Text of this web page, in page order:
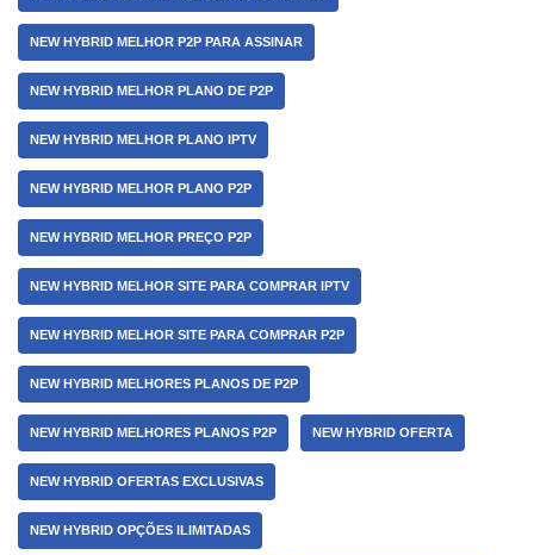
NEW HYBRID MELHOR P2P PARA ASSINAR
NEW HYBRID MELHOR PLANO DE P2P
NEW HYBRID MELHOR PLANO IPTV
NEW HYBRID MELHOR PLANO P2P
NEW HYBRID MELHOR PREÇO P2P
NEW HYBRID MELHOR SITE PARA COMPRAR IPTV
NEW HYBRID MELHOR SITE PARA COMPRAR P2P
NEW HYBRID MELHORES PLANOS DE P2P
NEW HYBRID MELHORES PLANOS P2P NEW HYBRID OFERTA
NEW HYBRID OFERTAS EXCLUSIVAS
NEW HYBRID OPÇÕES ILIMITADAS